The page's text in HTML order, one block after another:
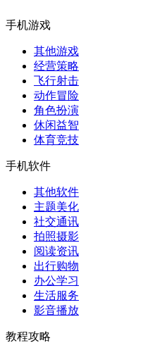
手机游戏
其他游戏
经营策略
飞行射击
动作冒险
角色扮演
休闲益智
体育竞技
手机软件
其他软件
主题美化
社交通讯
拍照摄影
阅读资讯
出行购物
办公学习
生活服务
影音播放
教程攻略